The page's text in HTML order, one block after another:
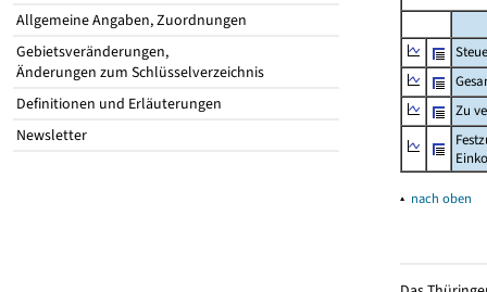
Allgemeine Angaben, Zuordnungen
Gebietsveränderungen,
Änderungen zum Schlüsselverzeichnis
Definitionen und Erläuterungen
Newsletter
Zu
▴ nach oben